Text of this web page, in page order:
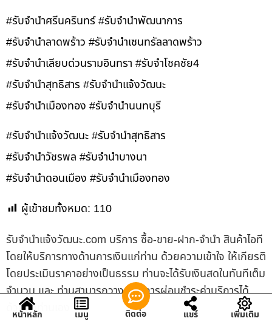
#รับจำนำศรีนครินทร์ #รับจำนำพัฒนาการ
#รับจำนำลาดพร้าว #รับจำนำเซนทรัลลาดพร้าว
#รับจำนำเลียบด่วนรามอินทรา #รับจำโชคชัย4
#รับจำนำสุทธิสาร #รับจำนำแจ้งวัฒนะ
#รับจำนำเมืองทอง #รับจำนำนนทบุรี
#รับจำนำแจ้งวัฒนะ #รับจำนำสุทธิสาร
#รับจำนำวัชรพล #รับจำนำบางนา
#รับจำนำดอนเมือง #รับจำนำเมืองทอง
ผู้เข้าชมทั้งหมด: 110
รับจํานําแจ้งวัฒนะ.com บริการ ซื้อ-ขาย-ฝาก-จำนำ สินค้าไอที
โดยให้บริการทางด้านการเงินแก่ท่าน ด้วยความเข้าใจ ให้เกียรติ
โดยประเมินราคาอย่างเป็นธรรม ท่านจะได้รับเงินสดในทันทีเต็ม
จำนวน และ ท่านสามารถวางแผนการผ่อนชำระค่าบริการได้
ด้วยตัวท่านเอง
หน้าหลัก เมนู ติดต่อ แชร์ เพิ่มเติม